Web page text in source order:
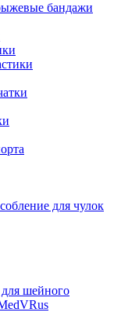
бандажи
для чулок
шейного